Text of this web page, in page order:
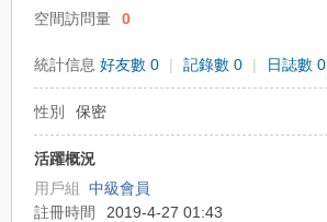
空間訪問量
0
統計信息 好友數 0 | 記錄數 0 | 日誌數 0
性別 保密
活躍概況
用戶組 中級會員
註冊時間
2019-4-27 01:43